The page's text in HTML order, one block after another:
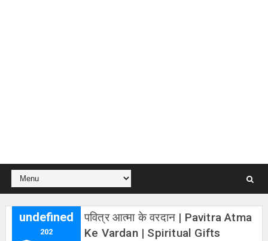
undefined
202
पवित्र आत्मा के वरदान | Pavitra Atma
Ke Vardan | Spiritual Gifts